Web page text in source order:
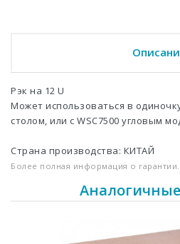
Рэк на 12 U
Может использоваться в
столом, или с WSC7500 угловым
Страна производства: КИТАЙ
Более полная информация о